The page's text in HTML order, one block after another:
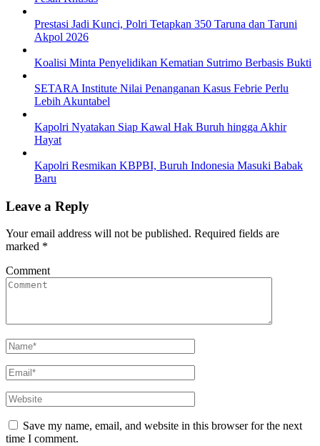
Prestasi Jadi Kunci, Polri Tetapkan 350 Taruna dan Taruni
Akpol 2026
Koalisi Minta Penyelidikan Kematian Sutrimo Berbasis Bukti
SETARA Institute Nilai Penanganan Kasus Febrie Perlu
Lebih Akuntabel
Kapolri Nyatakan Siap Kawal Hak Buruh hingga Akhir
Hayat
Kapolri Resmikan KBPBI, Buruh Indonesia Masuki Babak
Baru
Leave a Reply
Your email address will not be published. Required fields are
marked *
Comment
Save my name, email, and website in this browser for the next
time I comment.